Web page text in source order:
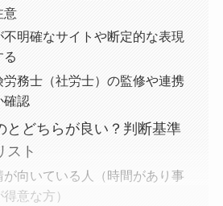
意
不明確なサイトや断定的な表現
る
労務士（社労士）の監修や連携
確認
とどちらが良い？判断基準
スト
が向いている人（時間があり事
意な方）